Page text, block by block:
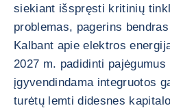
siekiant išspręsti kritinių
problemas, pagerins
Kalbant apie elektros
2027 m. padidinti pajėgumus
įgyvendindama integruotos
turėtų lemti didesnes